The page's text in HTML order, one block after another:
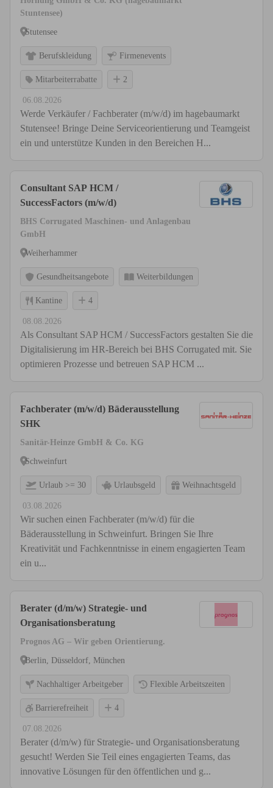
Stuntensee)
Stutensee
Berufskleidung Firmenevents
Mitarbeiterrabatte 2
06.08.2026
Werde Verkäufer / Fachberater (m/w/d) im hagebaumarkt
Stutensee! Bringe Deine Serviceorientierung und Teamgeist
ein und unterstütze Kunden in den Bereichen H...
Consultant SAP HCM /
SuccessFactors (m/w/d)
BHS Corrugated Maschinen- und Anlagenbau
GmbH
Weiherhammer
Gesundheitsangebote Weiterbildungen
Kantine 4
08.08.2026
Als Consultant SAP HCM / SuccessFactors gestalten Sie die
Digitalisierung im HR-Bereich bei BHS Corrugated mit. Sie
optimieren Prozesse und betreuen SAP HCM ...
Fachberater (m/w/d) Bäderausstellung
SHK
Sanitär-Heinze GmbH & Co. KG
Schweinfurt
Urlaub >= 30 Urlaubsgeld Weihnachtsgeld
03.08.2026
Wir suchen einen Fachberater (m/w/d) für die
Bäderausstellung in Schweinfurt. Bringen Sie Ihre
Kreativität und Fachkenntnisse in einem engagierten Team
ein u...
Berater (d/m/w) Strategie- und
Organisationsberatung
Prognos AG – Wir geben Orientierung.
Berlin, Düsseldorf, München
Nachhaltiger Arbeitgeber Flexible Arbeitszeiten
Barrierefreiheit 4
07.08.2026
Berater (d/m/w) für Strategie- und Organisationsberatung
gesucht! Werden Sie Teil eines engagierten Teams, das
innovative Lösungen für den öffentlichen und g...